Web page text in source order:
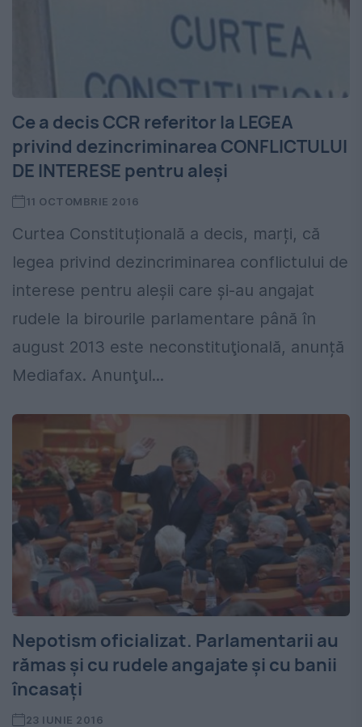
Ce a decis CCR referitor la LEGEA
privind dezincriminarea CONFLICTULUI
DE INTERESE pentru aleşi
11 OCTOMBRIE 2016
Curtea Constituțională a decis, marți, că
legea privind dezincriminarea conflictului de
interese pentru aleşii care şi-au angajat
rudele la birourile parlamentare până în
august 2013 este neconstituţională, anunță
Mediafax. Anunţul...
Nepotism oficializat. Parlamentarii au
rămas și cu rudele angajate și cu banii
încasați
23 IUNIE 2016